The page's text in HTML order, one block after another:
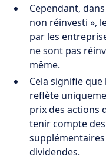
Cependant,
non réinvesti »,
par les
ne sont pas
même.
Cela signifie
reflète
prix des actions
tenir compte
dividendes.